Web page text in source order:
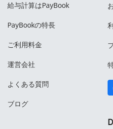
給与計算はPayBook
PayBookの特長
ご利用料金
運営会社
よくある質問
ブログ